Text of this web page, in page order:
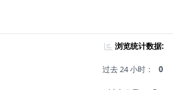
浏览统计数据:
过去 24 小时： 0